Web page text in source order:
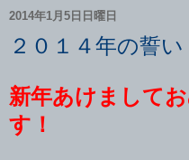
2014年1月5日日曜日
２０１４年の誓い
新年あけまして
す！